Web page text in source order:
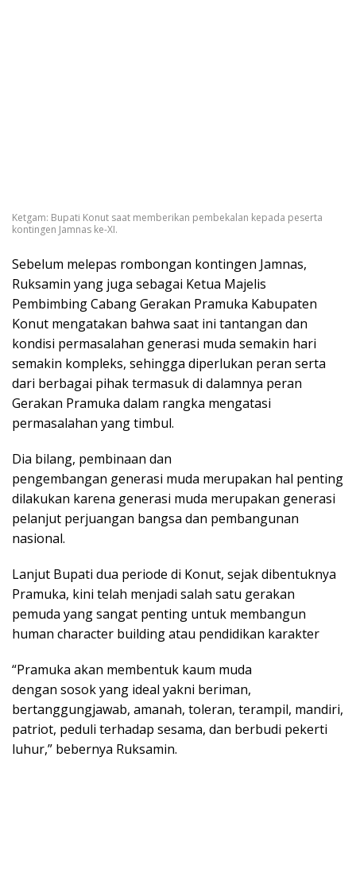
Ketgam: Bupati Konut saat memberikan pembekalan kepada peserta
kontingen Jamnas ke-XI.
Sebelum melepas rombongan kontingen Jamnas,
Ruksamin yang juga sebagai Ketua Majelis
Pembimbing Cabang Gerakan Pramuka Kabupaten
Konut mengatakan bahwa saat ini tantangan dan
kondisi permasalahan generasi muda semakin hari
semakin kompleks, sehingga diperlukan peran serta
dari berbagai pihak termasuk di dalamnya peran
Gerakan Pramuka dalam rangka mengatasi
permasalahan yang timbul.
Dia bilang, pembinaan dan
pengembangan generasi muda merupakan hal penting
dilakukan karena generasi muda merupakan generasi
pelanjut perjuangan bangsa dan pembangunan
nasional.
Lanjut Bupati dua periode di Konut, sejak dibentuknya
Pramuka, kini telah menjadi salah satu gerakan
pemuda yang sangat penting untuk membangun
human character building atau pendidikan karakter
“Pramuka akan membentuk kaum muda
dengan sosok yang ideal yakni beriman,
bertanggungjawab, amanah, toleran, terampil, mandiri,
patriot, peduli terhadap sesama, dan berbudi pekerti
luhur,” bebernya Ruksamin.